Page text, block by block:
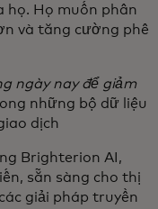
họ. Họ muốn phân
và tăng cường phê
ngày nay để giảm
những bộ dữ liệu
dịch
Brighterion AI,
sẵn sàng cho thị
giải pháp truyền